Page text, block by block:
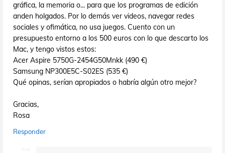
gráfica, la memoria o... para que los programas de edición
anden holgados. Por lo demás ver videos, navegar redes
sociales y ofimática, no usa juegos. Cuento con un
presupuesto entorno a los 500 euros con lo que descarto los
Mac, y tengo vistos estos:
Acer Aspire 5750G-2454G50Mnkk (490 €)
Samsung NP300E5C-S02ES (535 €)
Qué opinas, serían apropiados o habría algún otro mejor?
Gracias,
Rosa
Responder